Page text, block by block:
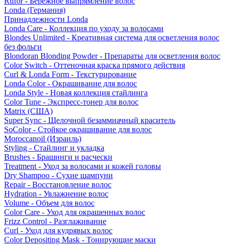
Londa (Германия)
Принадлежности Londa
Londa Care - Коллекция по уходу за волосами
Blondes Unlimited - Креативная система для осветления волос
без фольги
Blondoran Blonding Powder - Препараты для осветления волос
Color Switch - Оттеночная краска прямого действия
Curl & Londa Form - Текстурирование
Londa Color - Окрашивание для волос
Londa Style - Новая коллекция стайлинга
Color Tune - Экспресс-тонер для волос
Matrix (США)
Super Sync - Щелочной безаммиачный краситель
SoColor - Стойкое окрашивание для волос
Moroccanoil (Израиль)
Styling - Стайлинг и укладка
Brushes - Брашинги и расчески
Treatment - Уход за волосами и кожей головы
Dry Shampoo - Сухие шампуни
Repair - Восстановление волос
Hydration - Увлажнение волос
Volume - Объем для волос
Color Care - Уход для окрашенных волос
Frizz Control - Разглаживание
Curl - Уход для кудрявых волос
Color Depositing Mask - Тонирующие маски